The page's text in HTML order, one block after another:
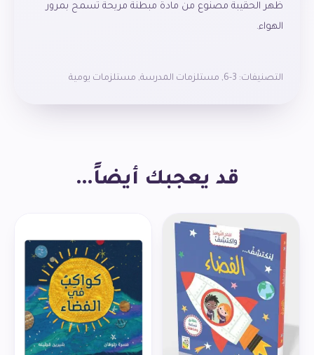
ظهر الحقيبة مصنوع من مادة مبطنة مريحة تسمح بمرور
التصنيفات: 3-6
, مستلزمات المدرسة, مستلزمات يومية
قد يعجبك أيضاً…